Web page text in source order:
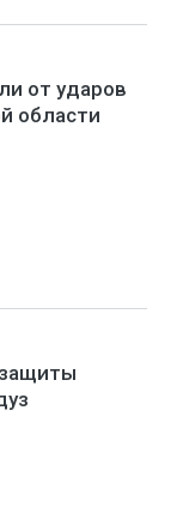
от ударов
области